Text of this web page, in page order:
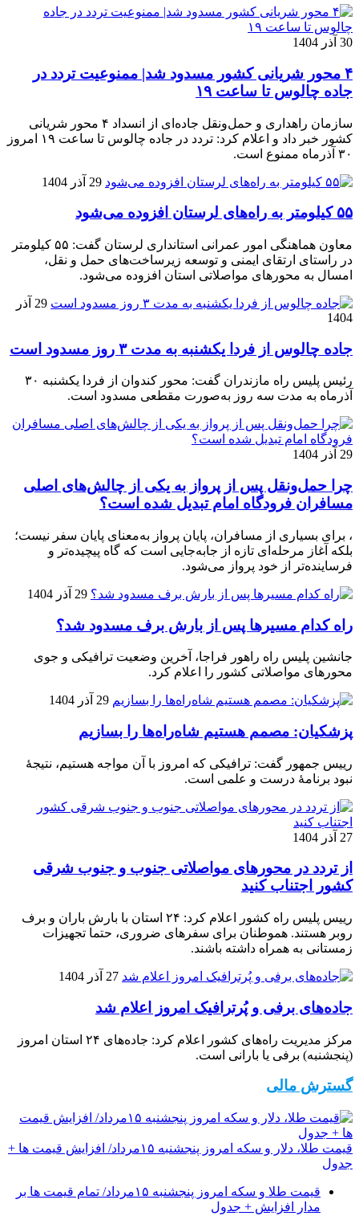
30 آذر 1404
۴ محور شریانی کشور مسدود شد| ممنوعیت تردد در
جاده چالوس تا ساعت ۱۹
سازمان راهداری و حمل‌ونقل جاده‌ای از انسداد ۴ محور شریانی
کشور خبر داد و اعلام کرد: تردد در جاده چالوس تا ساعت ۱۹ امروز
۳۰ آذرماه ممنوع است.
29 آذر 1404
۵۵ کیلومتر به راه‌های لرستان افزوده می‌شود
معاون هماهنگی امور عمرانی استانداری لرستان گفت: ۵۵ کیلومتر
در راستای ارتقای ایمنی و توسعه زیرساخت‌های حمل و نقل،
امسال به محورهای مواصلاتی استان افزوده می‌شود.
29 آذر
1404
جاده چالوس از فردا یکشنبه به مدت ۳ روز مسدود است
رئیس پلیس راه مازندران گفت: محور کندوان از فردا یکشنبه ۳۰
آذرماه به مدت سه روز به‌صورت مقطعی مسدود است.
29 آذر 1404
چرا حمل‌ونقل پس از پرواز به یکی از چالش‌های اصلی
مسافران فرودگاه امام تبدیل شده است؟
، برای بسیاری از مسافران، پایان پرواز به‌معنای پایان سفر نیست؛
بلکه آغاز مرحله‌ای تازه از جابه‌جایی است که گاه پیچیده‌تر و
فرساینده‌تر از خود پرواز می‌شود.
29 آذر 1404
راه کدام مسیرها پس از بارش برف مسدود شد؟
جانشین پلیس راه راهور فراجا، آخرین وضعیت ترافیکی و جوی
محورهای مواصلاتی کشور را اعلام کرد.
29 آذر 1404
پزشکیان: مصمم هستیم شاه‌راه‌ها را بسازیم
رییس جمهور گفت: ترافیکی که امروز با آن مواجه هستیم، نتیجۀ
نبود برنامۀ درست و علمی است.
27 آذر 1404
از تردد در محورهای مواصلاتی جنوب و جنوب شرقی
کشور اجتناب کنید
رییس پلیس راه کشور اعلام کرد: ۲۴ استان با بارش باران و برف
روبر هستند. هموطنان برای سفرهای ضروری، حتما تجهیزات
زمستانی به همراه داشته باشند.
27 آذر 1404
جاده‌های برفی و پُرترافیک امروز اعلام شد
مرکز مدیریت راه‌های کشور اعلام کرد: جاده‌های ۲۴ استان امروز
(پنجشنبه) برفی یا بارانی است.
گسترش مالی
قیمت طلا، دلار و سکه امروز پنجشنبه ۱۵مرداد/ افزایش قیمت ها +
جدول
قیمت طلا و سکه امروز پنجشنبه ۱۵مرداد/ تمام قیمت ها بر
مدار افزایش + جدول